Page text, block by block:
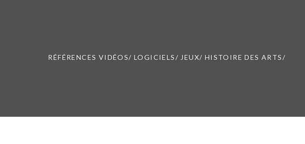
RÉFÉRENCES VIDÉOS/ LOGICIELS/ JEUX/ HISTOIRE DES ARTS/